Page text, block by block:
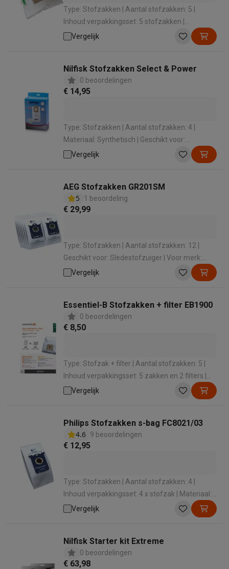
Type: Stofzakken | Aantal stofzakken: 5 |
Inhoud verpakkingsset: 5 stofzakken |
Materiaal: Papier | Geschikt voor: Stofzuiger
Vergelijk
Nilfisk Stofzakken Select & Power
0 beoordelingen
€ 14,95
Type: Stofzakken | Aantal stofzakken: 4 |
Materiaal: Synthetisch | Geschikt voor:
Stofzuiger met zak | Voor merk: Nilfisk
Vergelijk
AEG Stofzakken GR201SM
5
1 beoordeling
€ 29,99
Type: Stofzakken | Aantal stofzakken: 12 |
Geschikt voor: Sledestofzuiger | Voor merk:
AEGVergelijk
Essentiel-B Stofzakken + filter EB1900
0 beoordelingen
€ 8,50
Type: Stofzak + filter | Aantal stofzakken: 5 |
Inhoud verpakkingsset: 5 zakken en 2 filters |
Geschikt voor: Stofzuiger met zak | Voor merk:
Vergelijk
Philips Stofzakken s-bag FC8021/03
4.6 9 beoordelingen
€ 12,95
Type: Stofzakken | Aantal stofzakken: 4 |
Inhoud verpakkingsset: 4 x stofzak | Materiaal:
Synthetisch | Geschikt voor: Stofzuiger met zak
Vergelijk
Nilfisk Starter kit Extreme
0 beoordelingen
€ 63,98